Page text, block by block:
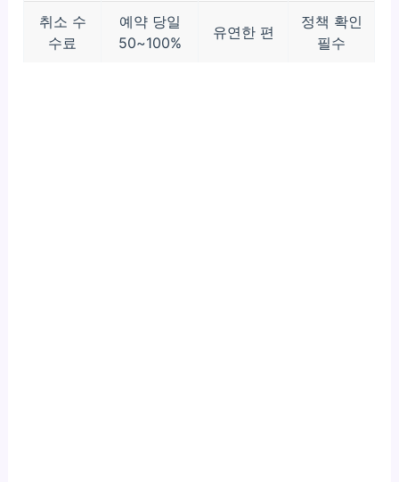
취소 수
수료
예약 당일
50~100%
유연한 편
정책 확인
필수